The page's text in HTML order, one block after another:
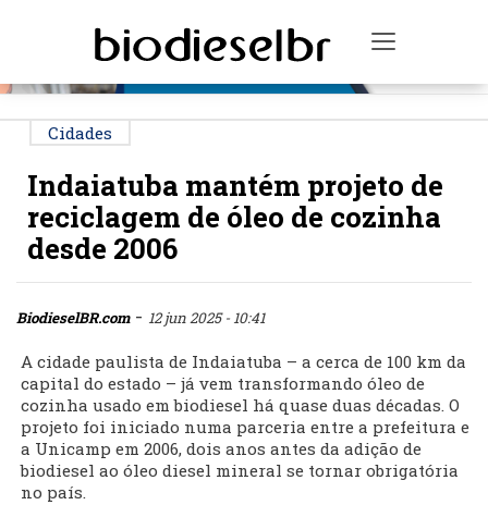
Toggle
Cidades
Indaiatuba mantém projeto de
reciclagem de óleo de cozinha
desde 2006
BiodieselBR.com- 12 jun 2025 - 10:41
A cidade paulista de Indaiatuba – a cerca de 100 km da
capital do estado – já vem transformando óleo de
cozinha usado em biodiesel há quase duas décadas. O
projeto foi iniciado numa parceria entre a prefeitura e
a Unicamp em 2006, dois anos antes da adição de
biodiesel ao óleo diesel mineral se tornar obrigatória
no país.